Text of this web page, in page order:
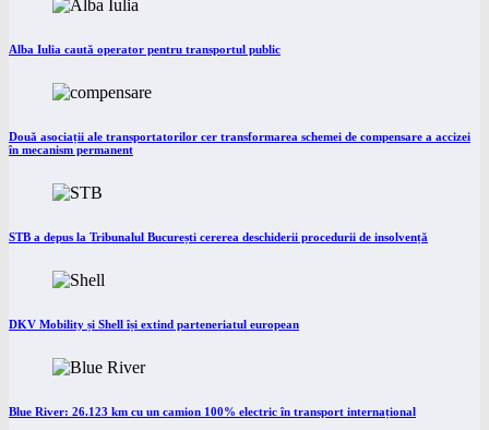
Alba Iulia caută operator pentru transportul public
Două asociații ale transportatorilor cer transformarea schemei de compensare a accizei
în mecanism permanent
STB a depus la Tribunalul București cererea deschiderii procedurii de insolvență
DKV Mobility și Shell își extind parteneriatul european
Blue River: 26.123 km cu un camion 100% electric în transport internațional